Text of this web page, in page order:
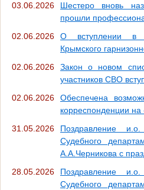
03.06.2026
Шестеро вновь
прошли
02.06.2026
О вступлении в
Крымского
02.06.2026
Закон о новом
участников СВО
02.06.2026
Обеспечена
корреспонденции на
31.05.2026
Поздравление
Судебного
А.А.Черникова с
28.05.2026
Поздравление
Судебного